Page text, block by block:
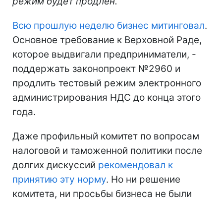
Всю прошлую неделю бизнес митинговал.
Основное требование к Верховной Раде,
которое выдвигали предприниматели, -
поддержать законопроект №2960 и
продлить тестовый режим электронного
администрирования НДС до конца этого
года.
Даже профильный комитет по вопросам
налоговой и таможенной политики после
долгих дискуссий рекомендовал к
принятию эту норму. Но ни решение
комитета, ни просьбы бизнеса не были